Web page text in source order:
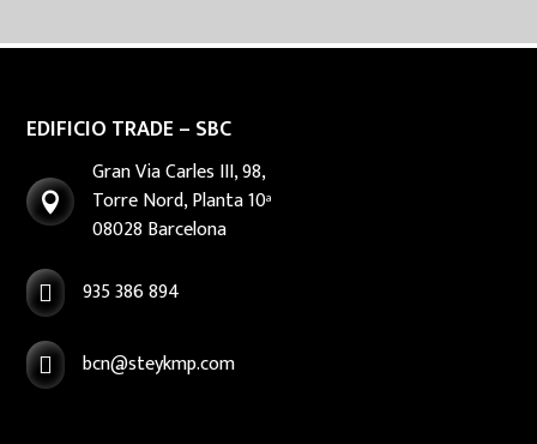
EDIFICIO TRADE – SBC

Gran Via Carles III, 98,
Torre Nord, Planta 10ª
08028 Barcelona
 935 386 894
 bcn@steykmp.com